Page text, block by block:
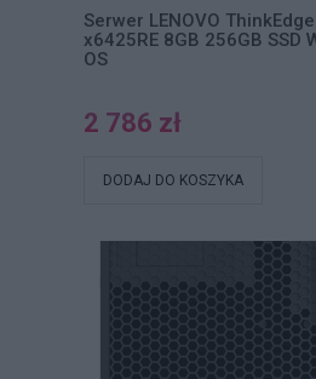
Serwer LENOVO
x6425RE 8GB 256GB SSD
OS
2 786 zł
DODAJ DO KOSZYKA